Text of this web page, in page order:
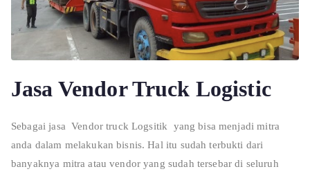
Jasa Vendor Truck Logistic
Sebagai jasa Vendor truck Logsitik yang bisa menjadi mitra
anda dalam melakukan bisnis. Hal itu sudah terbukti dari
banyaknya mitra atau vendor yang sudah tersebar di seluruh